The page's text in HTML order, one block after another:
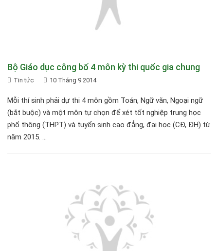
Bộ Giáo dục công bố 4 môn kỳ thi quốc gia chung
Tin tức 10 Tháng 9 2014
Mỗi thí sinh phải dự thi 4 môn gồm Toán, Ngữ văn, Ngoại ngữ
(bắt buộc) và một môn tự chọn để xét tốt nghiệp trung học
phổ thông (THPT) và tuyển sinh cao đẳng, đại học (CĐ, ĐH) từ
năm 2015. ...